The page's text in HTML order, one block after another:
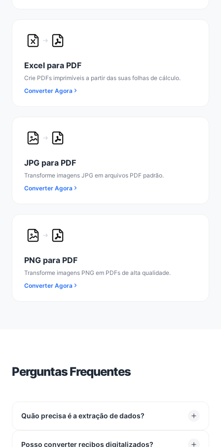
Excel para PDF
Crie PDFs imprimíveis a partir das suas folhas de cálculo.
Converter Agora
JPG para PDF
Transforme imagens JPG em arquivos PDF padrão.
Converter Agora
PNG para PDF
Transforme imagens PNG em PDFs de alta qualidade.
Converter Agora
Perguntas Frequentes
Quão precisa é a extração de dados?
É super precisa. Mesmo que as suas tabelas não
Posso converter recibos digitalizados?